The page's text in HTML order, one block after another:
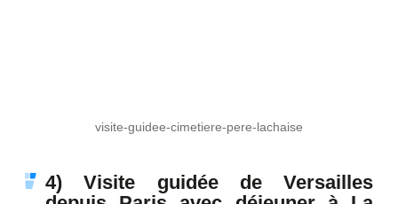
visite-guidee-cimetiere-pere-lachaise
4) Visite guidée de Versailles